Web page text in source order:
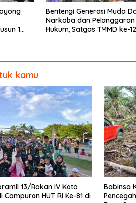
1
Bentengi Generasi Muda
Narkoba dan Pelanggaran
Hukum, Satgas TMMD ke-
kamu
13/Rokan IV Koto
HUT RI Ke-81 di
Babinsa